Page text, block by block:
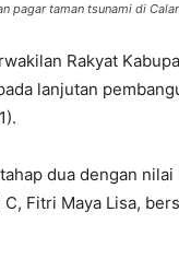
pagar taman tsunami di
Rakyat
lanjutan
dua dengan nilai
Fitri Maya Lisa,